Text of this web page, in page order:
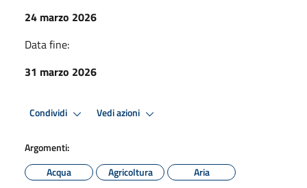
24 marzo 2026
Data fine:
31 marzo 2026
Condividi Vedi azioni
Argomenti:
Acqua
Agricoltura
Aria